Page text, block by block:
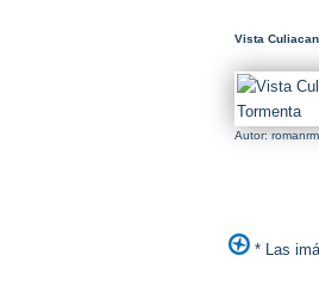
Vista
Autor:
* Las